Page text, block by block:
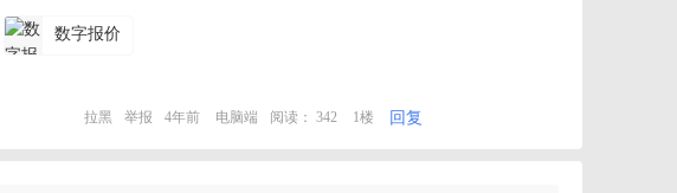
数字报价
拉黑 举报 4年前 电脑端 阅读： 342 1楼 回复